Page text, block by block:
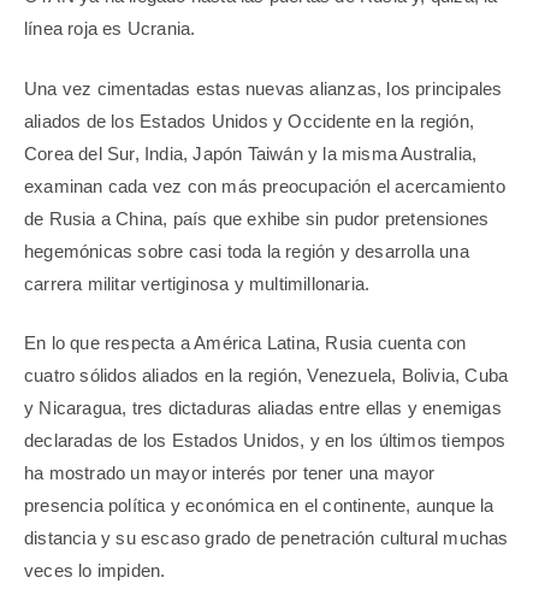
línea roja es Ucrania.
Una vez cimentadas estas nuevas alianzas, los principales
aliados de los Estados Unidos y Occidente en la región,
Corea del Sur, India, Japón Taiwán y la misma Australia,
examinan cada vez con más preocupación el acercamiento
de Rusia a China, país que exhibe sin pudor pretensiones
hegemónicas sobre casi toda la región y desarrolla una
carrera militar vertiginosa y multimillonaria.
En lo que respecta a América Latina, Rusia cuenta con
cuatro sólidos aliados en la región, Venezuela, Bolivia, Cuba
y Nicaragua, tres dictaduras aliadas entre ellas y enemigas
declaradas de los Estados Unidos, y en los últimos tiempos
ha mostrado un mayor interés por tener una mayor
presencia política y económica en el continente, aunque la
distancia y su escaso grado de penetración cultural muchas
veces lo impiden.